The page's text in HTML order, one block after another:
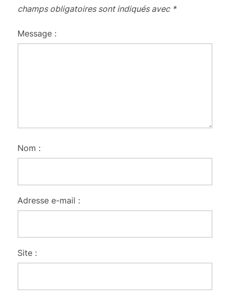
champs obligatoires sont indiqués avec *
Message :
Nom :
Adresse e-mail :
Site :